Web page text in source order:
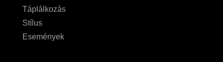
Táplálkozás
Stílus
Események